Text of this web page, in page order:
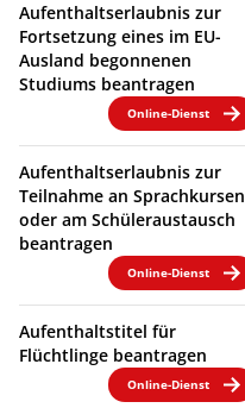
Aufenthaltserlaubnis zur
Fortsetzung eines im EU-
Ausland begonnenen
Studiums beantragen
Online-Dienst
Aufenthaltserlaubnis zur
Teilnahme an Sprachkursen
oder am Schüleraustausch
beantragen
Online-Dienst
Aufenthaltstitel für
Flüchtlinge beantragen
Online-Dienst